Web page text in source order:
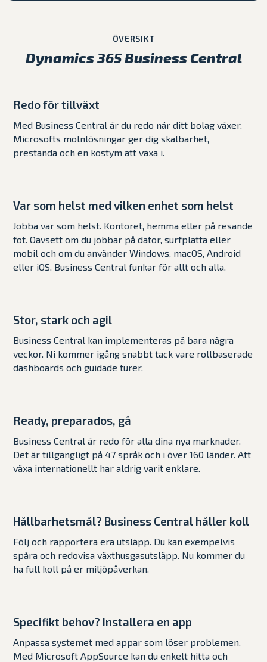
ÖVERSIKT
Dynamics 365 Business Central
Redo för tillväxt
Med Business Central är du redo när ditt bolag växer.
Microsofts molnlösningar ger dig skalbarhet,
prestanda och en kostym att växa i.
Var som helst med vilken enhet som helst
Jobba var som helst. Kontoret, hemma eller på resande
fot. Oavsett om du jobbar på dator, surfplatta eller
mobil och om du använder Windows, macOS, Android
eller iOS. Business Central funkar för allt och alla.
Stor, stark och agil
Business Central kan implementeras på bara några
veckor. Ni kommer igång snabbt tack vare rollbaserade
dashboards och guidade turer.
Ready, preparados, gå
Business Central är redo för alla dina nya marknader.
Det är tillgängligt på 47 språk och i över 160 länder. Att
växa internationellt har aldrig varit enklare.
Hållbarhetsmål? Business Central håller koll
Följ och rapportera era utsläpp. Du kan exempelvis
spåra och redovisa växthusgasutsläpp. Nu kommer du
ha full koll på er miljöpåverkan.
Specifikt behov? Installera en app
Anpassa systemet med appar som löser problemen.
Med Microsoft AppSource kan du enkelt hitta och